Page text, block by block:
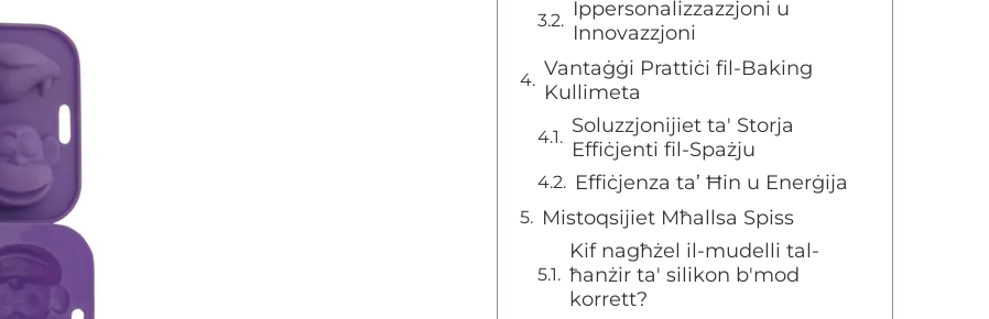
Ippersonalizzazzjoni u
Innovazzjoni
Vantaġġi Prattiċi fil-Baking
Kullimeta
Soluzzjonijiet ta' Storja
Effiċjenti fil-Spażju
Effiċjenza ta’ Ħin u Enerġija
Mistoqsijiet Mħallsa Spiss
Kif nagħżel il-mudelli tal-
ħanżir ta' silikon b'mod
korrett?